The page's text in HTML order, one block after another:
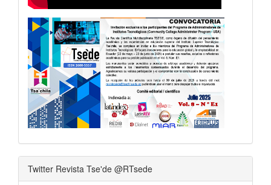
Twitter Revista Tse'de @RTsede